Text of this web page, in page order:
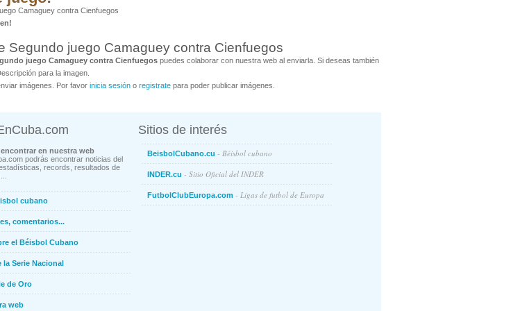
Camaguey contra Cienfuegos
Segundo juego Camaguey contra Cienfuegos
juego Camaguey contra Cienfuegos puedes colaborar con nuestra web al enviarla. Si deseas también
para la imagen.
imágenes. Por favor inicia sesión o registrate para poder publicar imágenes.
en nuestra web
podrás encontrar noticias del
records, resultados de
cubano
comentarios...
el Béisbol Cubano
la Serie Nacional
de Oro
web
Sitios de interés
BeisbolCubano.cu - Béisbol cubano
INDER.cu - Sitio Oficial del INDER
FutbolClubEuropa.com - Ligas de futbol de Europa